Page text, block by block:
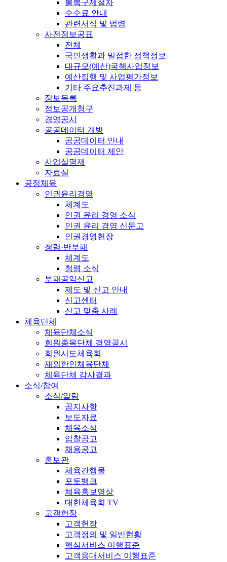
불복구제절차
수수료 안내
관련서식 및 법령
사전정보공표
전체
국민생활과 밀접한 정책정보
대규모(예산)국책사업정보
예산집행 및 사업평가정보
기타 주요추진과제 등
정보목록
정보공개청구
경영공시
공공데이터 개방
공공데이터 안내
공공데이터 제안
사업실명제
자료실
공정체육
인권윤리경영
체계도
인권 윤리 경영 소식
인권 윤리 경영 신문고
인권경영헌장
청렴·반부패
체계도
청렴 소식
부패공익신고
제도 및 신고 안내
신고센터
신고 맞춤 사례
체육단체
체육단체소식
회원종목단체 경영공시
회원시도체육회
재외한인체육단체
체육단체 감사결과
소식/참여
소식/알림
공지사항
보도자료
체육소식
입찰공고
채용공고
홍보관
체육간행물
포토뱅크
체육홍보영상
대한체육회 TV
고객헌장
고객헌장
고객정의 및 일반현황
핵심서비스 이행표준
고객응대서비스 이행표준